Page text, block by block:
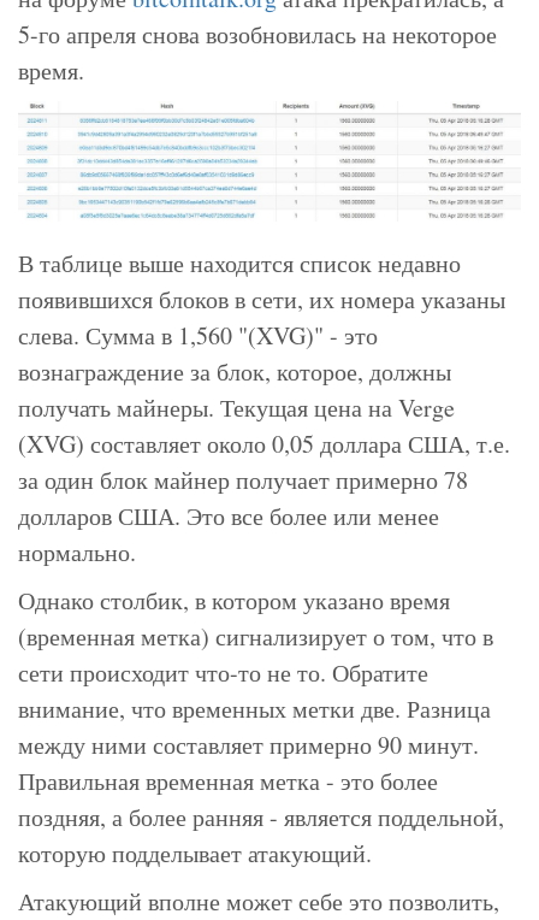
5-го апреля снова возобновилась на некоторое
время.
В таблице выше находится список недавно
появившихся блоков в сети, их номера указаны
слева. Сумма в 1,560 "(XVG)" - это
вознаграждение за блок, которое, должны
получать майнеры. Текущая цена на Verge
(XVG) составляет около 0,05 доллара США, т.е.
за один блок майнер получает примерно 78
долларов США. Это все более или менее
нормально.
Однако столбик, в котором указано время
(временная метка) сигнализирует о том, что в
сети происходит что-то не то. Обратите
внимание, что временных метки две. Разница
между ними составляет примерно 90 минут.
Правильная временная метка - это более
поздняя, а более ранняя - является поддельной,
которую подделывает атакующий.
Атакующий вполне может себе это позволить,